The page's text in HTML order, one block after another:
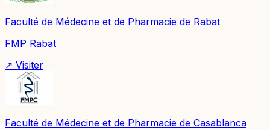
Faculté de Médecine et de Pharmacie de Rabat
FMP Rabat
↗ Visiter
Faculté de Médecine et de Pharmacie de Casablanca